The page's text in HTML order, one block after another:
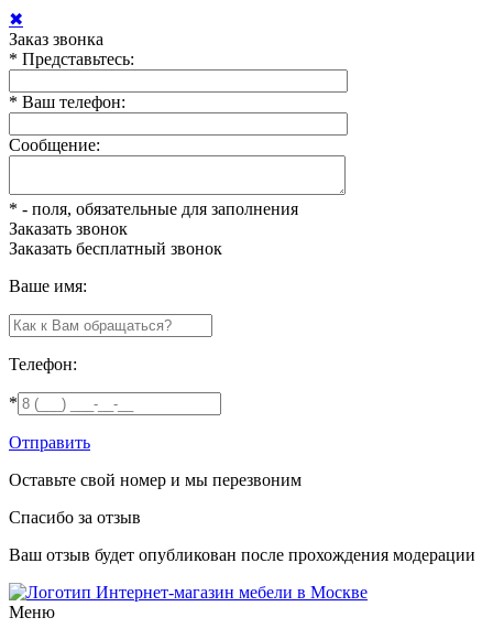
✖
Заказ звонка
* Представьтесь:
* Ваш телефон:
Сообщение:
* - поля, обязательные для заполнения
Заказать звонок
Заказать бесплатный звонок
Ваше имя:
Телефон:
*
Отправить
Оставьте свой номер и мы перезвоним
Спасибо за отзыв
Ваш отзыв будет опубликован после прохождения модерации
Интернет-магазин мебели в Москве
Меню